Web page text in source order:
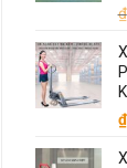
12V-30A số
₫
₫